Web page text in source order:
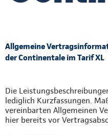
Allgemeine
der Continentale im Tarif XL
Die
lediglich Kurzfassungen.
vereinbarten Allgemeinen
hier bereits vor